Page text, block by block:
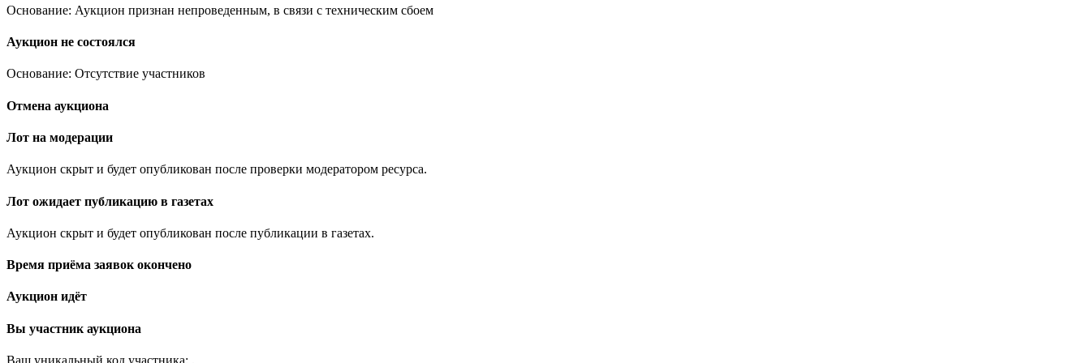
Основание: Аукцион признан непроведенным, в связи с техническим сбоем
Аукцион не состоялся
Основание: Отсутствие участников
Отмена аукциона
Лот на модерации
Аукцион скрыт и будет опубликован после проверки модератором ресурса.
Лот ожидает публикацию в газетах
Аукцион скрыт и будет опубликован после публикации в газетах.
Время приёма заявок окончено
Аукцион идёт
Вы участник аукциона
Ваш уникальный код участника: .